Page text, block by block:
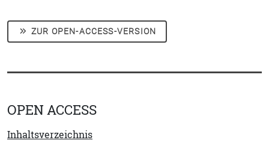
ZUR OPEN-ACCESS-VERSION
OPEN ACCESS
Inhaltsverzeichnis